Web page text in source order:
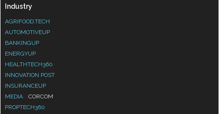
Industry
AGRIFOOD.TECH
AUTOMOTIVEUP
BANKINGUP
ENERGYUP
HEALTHTECH360
INNOVATION POST
INSURANCEUP
MEDIA
CORCOM
PROPTECH360